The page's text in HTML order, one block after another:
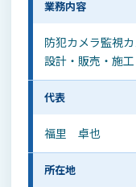
業務内容
防犯カメラ監視
設計・販売・施
代表
福里 卓也
所在地